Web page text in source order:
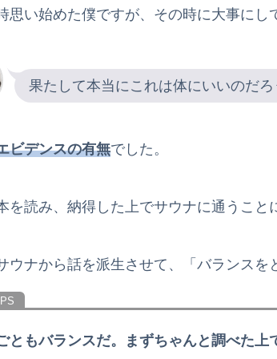
思い始めた僕ですが、その時に大事にし
果たして本当にこれは体にいいのだろ
ビデンスの有無でした。
を読み、納得した上でサウナに通うこと
ウナから話を派生させて、「バランスを
ともバランスだ。まずちゃんと調べた上